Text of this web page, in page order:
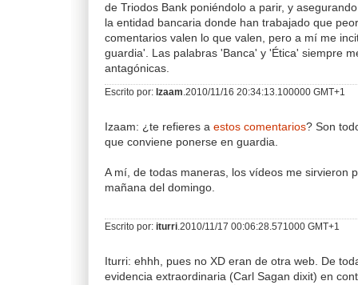
de Triodos Bank poniéndolo a parir, y
la entidad bancaria donde han trabajado que
comentarios valen lo que valen, pero a mí me
guardia'. Las palabras 'Banca' y 'Ética' siempre
antagónicas.
Escrito por: Izaam .2010/11/16 20:34:13.100000 GMT+1
Izaam: ¿te refieres a estos comentarios? Son
que conviene ponerse en guardia.
A mí, de todas maneras, los vídeos me sirvieron
mañana del domingo.
Escrito por: iturri .2010/11/17 00:06:28.571000 GMT+1
Iturri: ehhh, pues no XD eran de otra web. De
evidencia extraordinaria (Carl Sagan dixit) en